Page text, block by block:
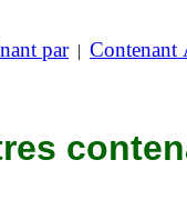
par| Contenant